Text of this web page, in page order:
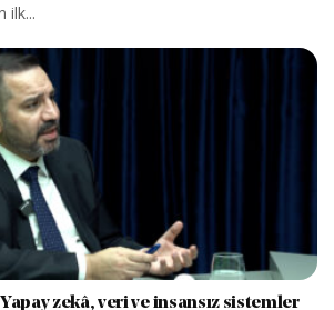
ilk...
zekâ, veri ve insansız sistemler